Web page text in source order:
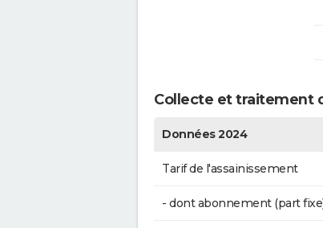
Collecte et traitement
Données 2024
Tarif de l'assainissement
- dont abonnement (part